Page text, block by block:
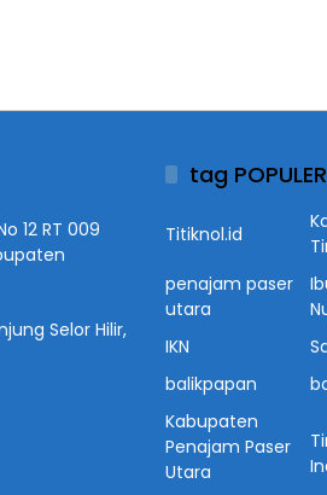
12 RT 009
Selor Hilir,
tag POPULER
Titiknol.id
penajam paser
utara
IKN
balikpapan
Kabupaten
Penajam Paser
Utara